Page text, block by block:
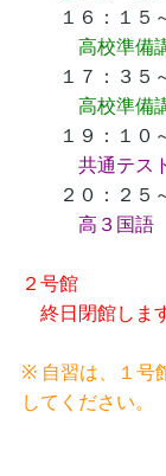
１６：１５～
高校準備
１７：３５～
高校準備
１９：１０～
共通テス
２０：２５～
高３国語
２号館
終日閉館しま
※ 自習は、１号
してください。